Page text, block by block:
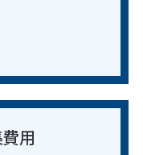
用